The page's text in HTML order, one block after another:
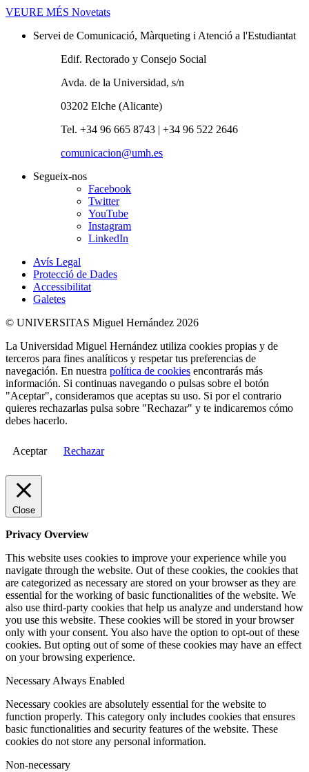
VEURE MÉS Novetats
Servei de Comunicació, Màrqueting i Atenció a l'Estudiantat
Edif. Rectorado y Consejo Social
Avda. de la Universidad, s/n
03202 Elche (Alicante)
Tel. +34 96 665 8743 | +34 96 522 2646
comunicacion@umh.es
Segueix-nos
Facebook
Twitter
YouTube
Instagram
LinkedIn
Avís Legal
Protecció de Dades
Accessibilitat
Galetes
© UNIVERSITAS Miguel Hernández 2026
La Universidad Miguel Hernández utiliza cookies propias y de
terceros para fines analíticos y respetar tus preferencias de
navegación. En nuestra política de cookies encontrarás más
información. Si continuas navegando o pulsas sobre el botón
"Aceptar", consideramos que aceptas su uso. Si por el contrario
quieres rechazarlas pulsa sobre "Rechazar" y te indicaremos cómo
debes hacerlo.
Aceptar Rechazar
Close
Privacy Overview
This website uses cookies to improve your experience while you
navigate through the website. Out of these cookies, the cookies that
are categorized as necessary are stored on your browser as they are
essential for the working of basic functionalities of the website. We
also use third-party cookies that help us analyze and understand how
you use this website. These cookies will be stored in your browser
only with your consent. You also have the option to opt-out of these
cookies. But opting out of some of these cookies may have an effect
on your browsing experience.
Necessary Always Enabled
Necessary cookies are absolutely essential for the website to
function properly. This category only includes cookies that ensures
basic functionalities and security features of the website. These
cookies do not store any personal information.
Non-necessary